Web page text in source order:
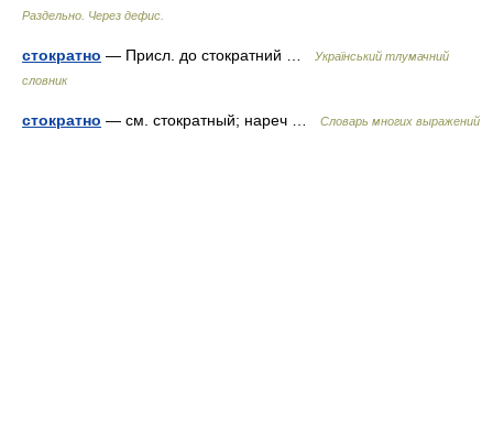
Раздельно. Через дефис.
стократно — Присл. до стократний …
Український тлумачний
словник
стократно — см. стократный; нареч … Словарь многих выражений